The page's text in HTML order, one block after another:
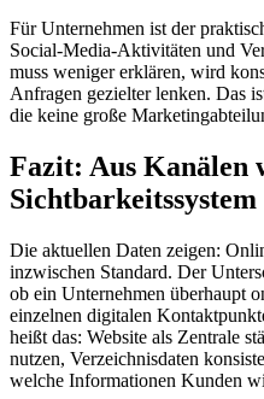
Für Unternehmen ist der
Social-Media-Aktivitäten und
muss weniger erklären, wird
Anfragen gezielter lenken. Das
die keine große
Fazit: Aus Kanälen
Sichtbarkeitssystem
Die aktuellen Daten zeigen:
inzwischen Standard. Der
ob ein Unternehmen überhaupt
einzelnen digitalen
heißt das: Website als Zentrale
nutzen, Verzeichnisdaten
welche Informationen Kunden